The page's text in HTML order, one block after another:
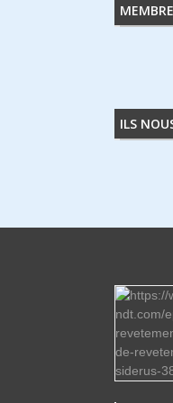
ILS